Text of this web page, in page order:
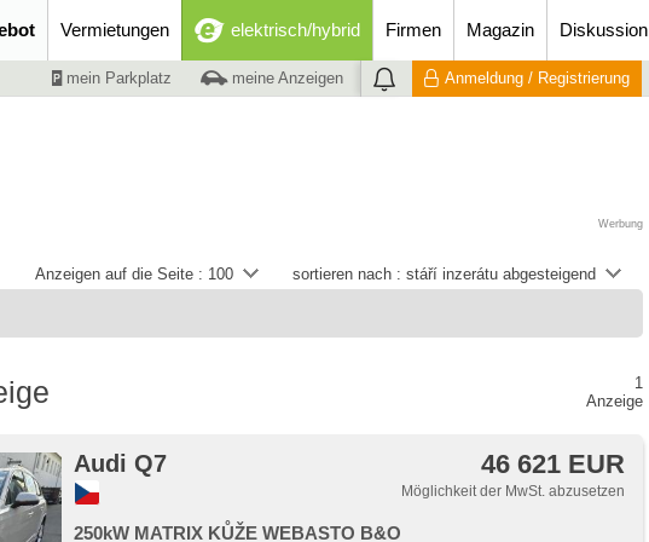
Vermietungen elektrisch/hybrid Firmen Magazin Diskussion
mein Parkplatz meine Anzeigen Anmeldung / Registrierung
Werbung
sortieren nach : stáří inzerátu abgesteigend
Anzeigen auf die Seite : 100
1
Anzeige
Audi Q7 46 621 EUR
Möglichkeit der MwSt. abzusetzen
250kW MATRIX KŮŽE WEBASTO B&O